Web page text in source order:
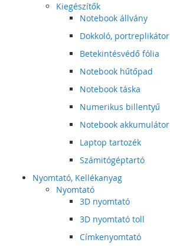
Kiegészítők
Notebook állvány
Dokkoló, portreplikátor
Betekintésvédő fólia
Notebook hűtőpad
Notebook táska
Numerikus billentyű
Notebook akkumulátor
Laptop tartozék
Számitógéptartó
Nyomtató, Kellékanyag
Nyomtató
3D nyomtató
3D nyomtató toll
Címkenyomtató